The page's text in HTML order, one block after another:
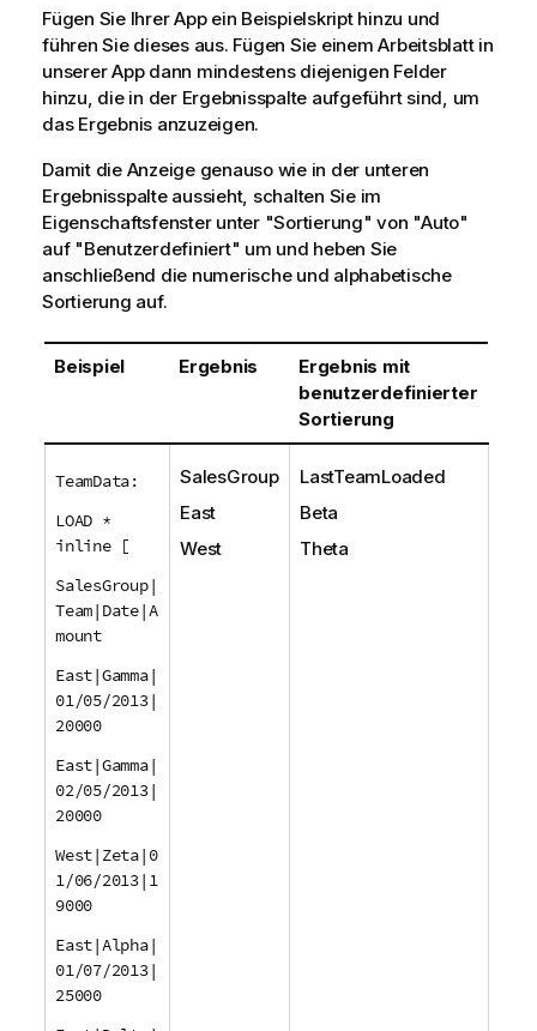
Fügen Sie Ihrer App ein Beispielskript hinzu und
führen Sie dieses aus. Fügen Sie einem Arbeitsblatt in
unserer App dann mindestens diejenigen Felder
hinzu, die in der Ergebnisspalte aufgeführt sind, um
das Ergebnis anzuzeigen.
Damit die Anzeige genauso wie in der unteren
Ergebnisspalte aussieht, schalten Sie im
Eigenschaftsfenster unter "Sortierung" von "Auto"
auf "Benutzerdefiniert" um und heben Sie
anschließend die numerische und alphabetische
Sortierung auf.
Beispiel Ergebnis
Ergebnis mit
benutzerdefinierter
Sortierung
TeamData:
LOAD *
inline [
SalesGroup|
Team|Date|A
mount
East|Gamma|
01/05/2013|
20000
East|Gamma|
02/05/2013|
20000
West|Zeta|0
1/06/2013|1
9000
East|Alpha|
01/07/2013|
25000
SalesGroup
East
West
LastTeamLoaded
Beta
Theta